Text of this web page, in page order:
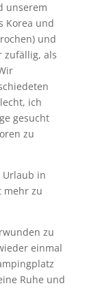
unserem
Korea und
und
zufällig, als
ich
gesucht
zu
Urlaub in
mehr zu
zu
einmal
Ruhe und